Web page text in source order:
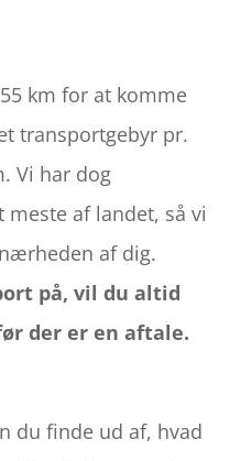
km for at komme
transportgebyr pr.
Vi har dog
af landet, så vi
af dig.
på, vil du altid
der er en aftale.
du finde ud af, hvad